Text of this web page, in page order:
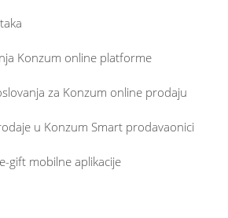
Konzum online platforme
za Konzum online prodaju
u Konzum Smart prodavaonici
gift mobilne aplikacije